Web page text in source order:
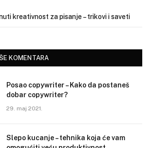
kreativnost za pisanje – trikovi i saveti
KOMENTARA
Posao copywriter – Kako da postaneš
dobar copywriter?
29. maj 2021.
Slepo kucanje – tehnika koja će vam